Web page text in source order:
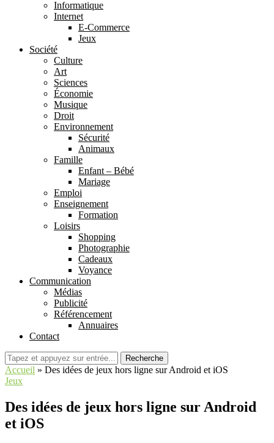
Informatique
Internet
E-Commerce
Jeux
Société
Culture
Art
Sciences
Économie
Musique
Droit
Environnement
Sécurité
Animaux
Famille
Enfant – Bébé
Mariage
Emploi
Enseignement
Formation
Loisirs
Shopping
Photographie
Cadeaux
Voyance
Communication
Médias
Publicité
Référencement
Annuaires
Contact
Recherche
Accueil » Des idées de jeux hors ligne sur Android et iOS
Jeux
Des idées de jeux hors ligne sur Android
et iOS